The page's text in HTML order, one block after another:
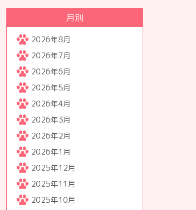
月別
2026年8月
2026年7月
2026年6月
2026年5月
2026年4月
2026年3月
2026年2月
2026年1月
2025年12月
2025年11月
2025年10月